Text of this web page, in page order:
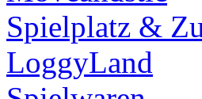
Spielplatz &
LoggyLand